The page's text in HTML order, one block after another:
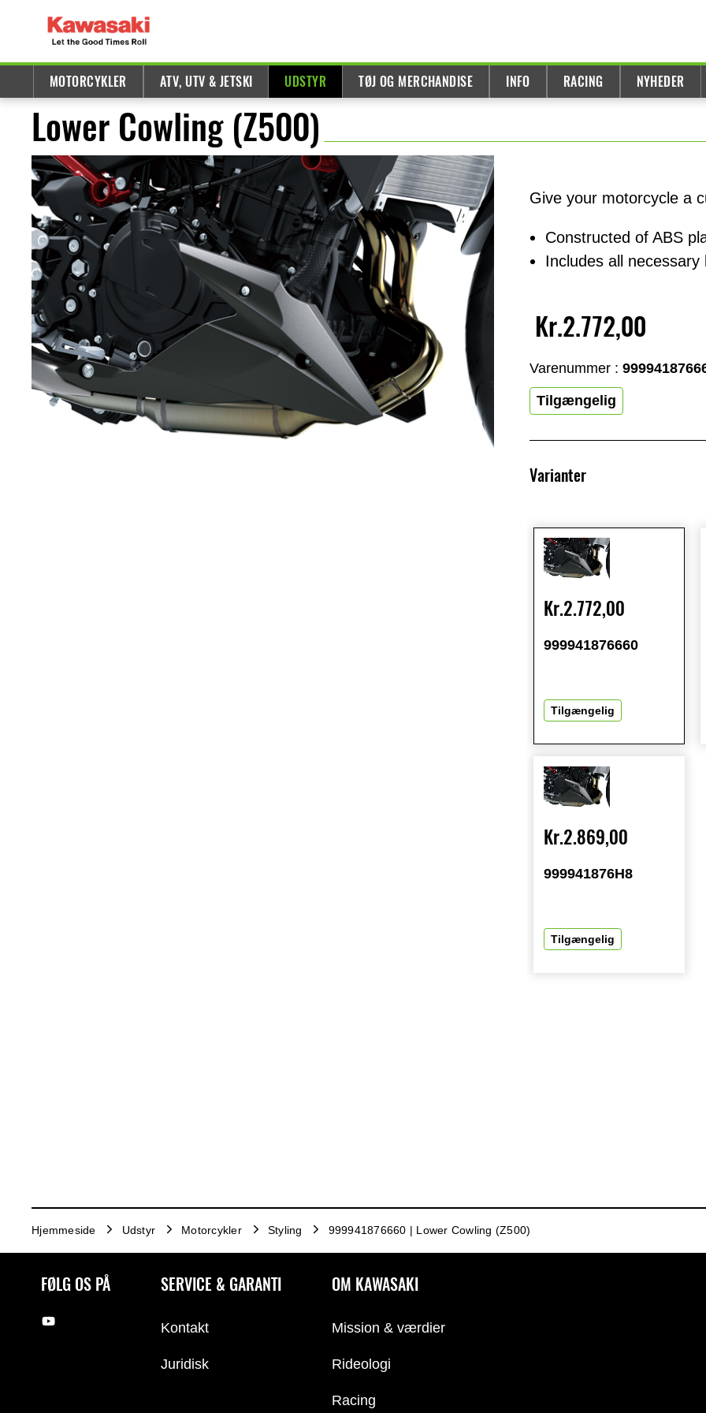
MOTORCYKLER ATV, UTV & JETSKI UDSTYR TØJ OG MERCHANDISE INFO RACING NYHEDER
Lower Cowling (Z500)
Give your motorcycle a
Constructed of ABS
Includes all necessary
Kr.2.772,00
Varenummer :
Tilgængelig
Varianter
Kr.2.772,00
999941876660
Tilgængelig
Kr.2.869,00
999941876H8
Tilgængelig
Hjemmeside Udstyr Motorcykler Styling 999941876660 | Lower Cowling (Z500)
FØLG OS PÅ SERVICE & GARANTI
Kontakt
Juridisk
OM KAWASAKI
Mission & værdier
Rideologi
Racing